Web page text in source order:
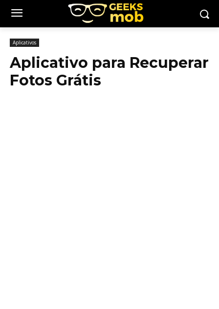
Aplicativos
Aplicativo para Recuperar
Fotos Grátis